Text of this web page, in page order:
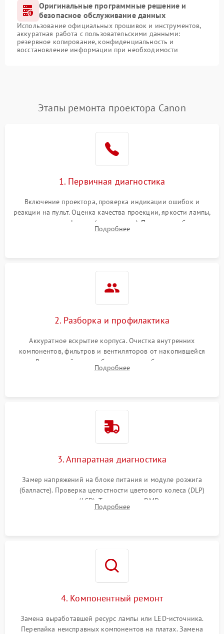
Оригинальные программные решение и
безопасное обслуживание данных
Использование официальных прошивок и инструментов,
аккуратная работа с пользовательскими данными:
резервное копирование, конфиденциальность и
восстановление информации при необходимости
Этапы ремонта проектора Canon
1. Первичная диагностика
Включение проектора, проверка индикации ошибок и
реакции на пульт. Оценка качества проекции, яркости лампы,
наличия артефактов (точки, пятна). Проверка работы
системы охлаждения по уровню шума вентиляторов.
Подробнее
2. Разборка и профилактика
Аккуратное вскрытие корпуса. Очистка внутренних
компонентов, фильтров и вентиляторов от накопившейся
пыли. Визуальный осмотр блока питания, балласта лампы и
материнской платы на наличие прогаров или вздутых
Подробнее
3. Аппаратная диагностика
Замер напряжений на блоке питания и модуле розжига
(балласте). Проверка целостности цветового колеса (DLP)
или поляризаторов (LCD). Тестирование DMD-чипа, датчиков
температуры и оптопар с помощью мультиметра и
Подробнее
4. Компонентный ремонт
Замена выработавшей ресурс лампы или LED-источника.
Перепайка неисправных компонентов на платах. Замена